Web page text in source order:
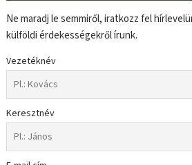
Ne maradj le semmiről, iratkozz fel
külföldi érdekességekről írunk.
Vezetéknév
Keresztnév